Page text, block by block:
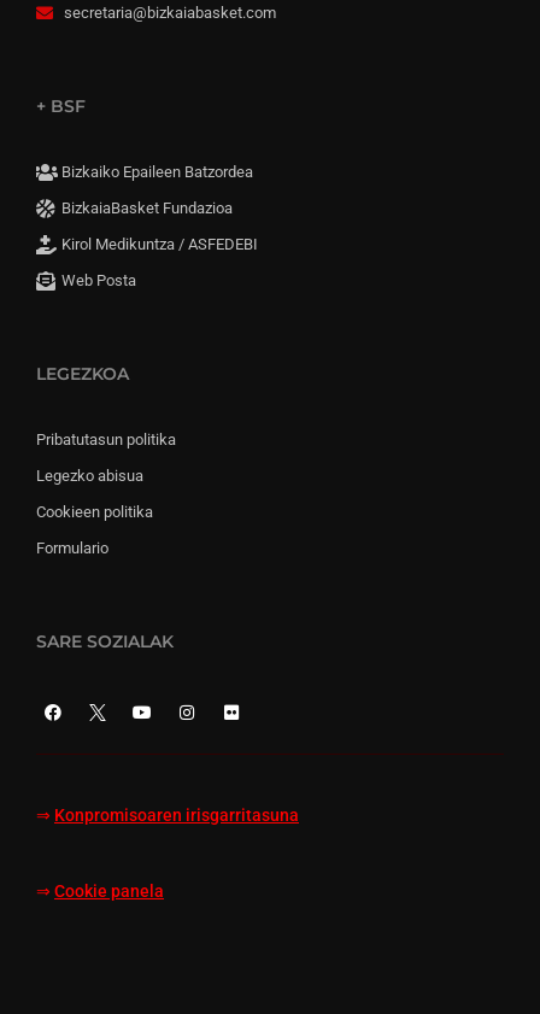
secretaria@bizkaiabasket.com
+ BSF
Bizkaiko Epaileen Batzordea
BizkaiaBasket Fundazioa
Kirol Medikuntza / ASFEDEBI
Web Posta
LEGEZKOA
Pribatutasun politika
Legezko abisua
Cookieen politika
Formulario
SARE SOZIALAK
⇒ Konpromisoaren irisgarritasuna
⇒ Cookie panela